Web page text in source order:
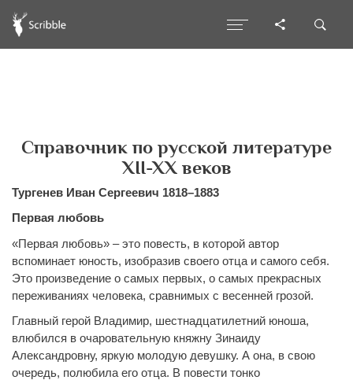
Справочник по русской литературе
XII-XX веков
Тургенев Иван Сергеевич 1818–1883
Первая любовь
«Первая любовь» – это повесть, в которой автор
вспоминает юность, изобразив своего отца и самого себя.
Это произведение о самых первых, о самых прекрасных
переживаниях человека, сравнимых с весенней грозой.
Главный герой Владимир, шестнадцатилетний юноша,
влюбился в очаровательную княжну Зинаиду
Александровну, яркую молодую девушку. А она, в свою
очередь, полюбила его отца. В повести тонко